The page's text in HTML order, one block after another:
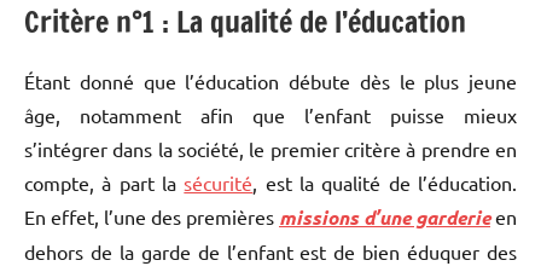
Critère n°1 : La qualité de l’éducation
Étant donné que l’éducation débute dès le plus jeune
âge, notamment afin que l’enfant puisse mieux
s’intégrer dans la société, le premier critère à prendre en
compte, à part la sécurité, est la qualité de l’éducation.
En effet, l’une des premières missions d’une garderieen
dehors de la garde de l’enfant est de bien éduquer des